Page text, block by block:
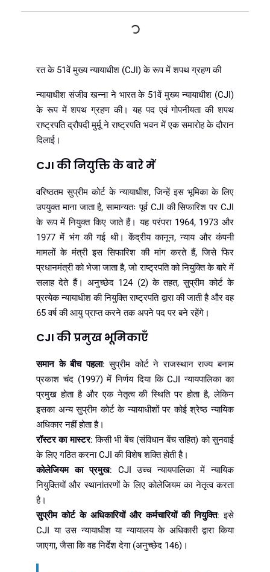
रत के 51वें मुख्य न्यायाधीश (CJI) के रूप में शपथ ग्रहण की
न्यायाधीश संजीव खन्ना ने भारत के 51वें मुख्य न्यायाधीश (CJI)
के रूप में शपथ ग्रहण की। यह पद एवं गोपनीयता की शपथ
राष्ट्रपति द्रौपदी मुर्मू ने राष्ट्रपति भवन में एक समारोह के दौरान
दिलाई।
CJI की नियुक्ति के बारे में
वरिष्ठतम सुप्रीम कोर्ट के न्यायाधीश, जिन्हें इस भूमिका के लिए
उपयुक्त माना जाता है, सामान्यतः पूर्व CJI की सिफारिश पर CJI
के रूप में नियुक्त किए जाते हैं। यह परंपरा 1964, 1973 और
1977 में भंग की गई थी। केंद्रीय कानून, न्याय और कंपनी
मामलों के मंत्री इस सिफारिश की मांग करते हैं, जिसे फिर
प्रधानमंत्री को भेजा जाता है, जो राष्ट्रपति को नियुक्ति के बारे में
सलाह देते हैं। अनुच्छेद 124 (2) के तहत, सुप्रीम कोर्ट के
प्रत्येक न्यायाधीश की नियुक्ति राष्ट्रपति द्वारा की जाती है और वह
65 वर्ष की आयु प्राप्त करने तक अपने पद पर बने रहेंगे।
CJI की प्रमुख भूमिकाएँ
समान के बीच पहला: सुप्रीम कोर्ट ने राजस्थान राज्य बनाम
प्रकाश चंद (1997) में निर्णय दिया कि CJI न्यायपालिका का
प्रमुख होता है और एक नेतृत्व की स्थिति पर होता है, लेकिन
इसका अन्य सुप्रीम कोर्ट के न्यायाधीशों पर कोई श्रेष्ठ न्यायिक
अधिकार नहीं होता है।
रॉस्टर का मास्टर: किसी भी बेंच (संविधान बेंच सहित) को सुनवाई
के लिए गठित करना CJI की विशेष शक्ति होती है।
कोलेजियम का प्रमुख: CJI उच्च न्यायपालिका में न्यायिक
नियुक्तियों और स्थानांतरणों के लिए कोलेजियम का नेतृत्व करता
है।
सुप्रीम कोर्ट के अधिकारियों और कर्मचारियों की नियुक्ति: इसे
CJI या उस न्यायाधीश या न्यायालय के अधिकारी द्वारा किया
जाएगा, जैसा कि वह निर्देश देगा (अनुच्छेद 146)।